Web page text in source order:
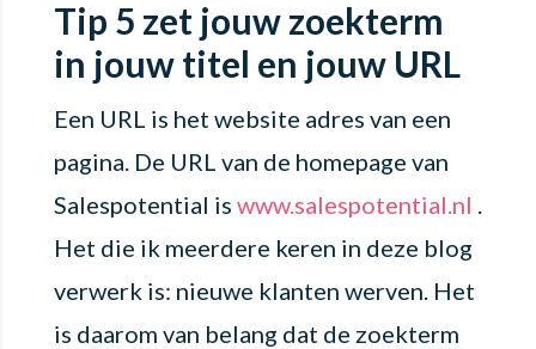
Tip 5 zet jouw zoekterm
in jouw titel en jouw URL
Een URL is het website adres van een
pagina. De URL van de homepage van
Salespotential is www.salespotential.nl
Het die ik meerdere keren in deze blog
verwerk is: nieuwe klanten werven. Het
is daarom van belang dat de zoekterm